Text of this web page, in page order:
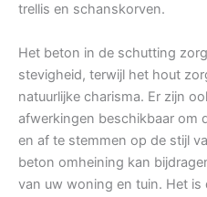
trellis en schanskorven.
Het beton in de schutting
stevigheid, terwijl het hout
natuurlijke charisma. Er zijn
afwerkingen beschikbaar om
en af te stemmen op de stijl
beton omheining kan
van uw woning en tuin. Het